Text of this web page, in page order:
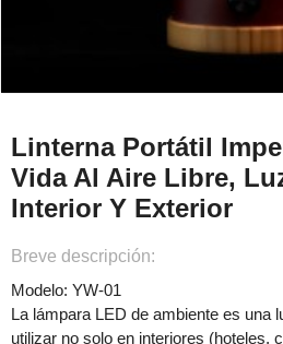
Linterna Portátil
Vida Al Aire Libre,
Interior Y Exterior
Breve descripción:
Modelo: YW-01
La lámpara LED de ambiente es una
utilizar no solo en interiores (hoteles,